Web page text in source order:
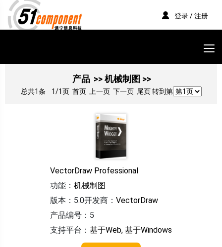
登录 / 注册
产品 >> 机械制图 >>
总共1条 1/1页 首页 上一页 下一页 尾页 转到第
VectorDraw Professional
功能： 机械制图
版本：5.0开发商： VectorDraw
产品编号：5
支持平台： 基于Web, 基于Windows